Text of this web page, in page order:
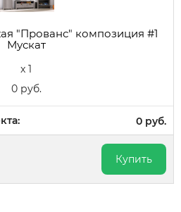
"Прованс" композиция #1
Мускат
x 1
0 руб.
0 руб.
Купить